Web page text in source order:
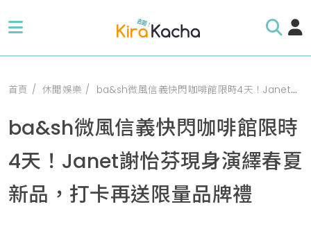
首頁 休閒娛樂 ba&sh微風信義快閃咖啡館限時4天！Janet謝怡芬現身演繹春夏新品，打卡再送限量品牌禮
ba&sh微風信義快閃咖啡館限時
4天！Janet謝怡芬現身演繹春夏
新品，打卡再送限量品牌禮